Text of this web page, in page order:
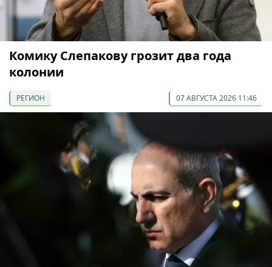
Комику Слепакову грозит два года
колонии
РЕГИОН 07 АВГУСТА 2026 11:46